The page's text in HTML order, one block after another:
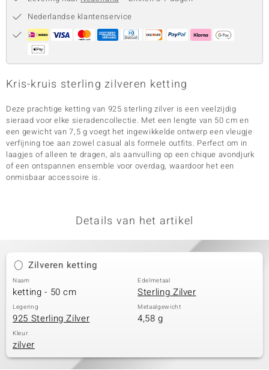
Nederlandse klantenservice
Kris-kruis sterling zilveren ketting
Deze prachtige ketting van 925 sterling zilver is een veelzijdig
sieraad voor elke sieradencollectie. Met een lengte van 50 cm en
een gewicht van 7,5 g voegt het ingewikkelde ontwerp een vleugje
verfijning toe aan zowel casual als formele outfits. Perfect om in
laagjes of alleen te dragen, als aanvulling op een chique avondjurk
of een ontspannen ensemble voor overdag, waardoor het een
onmisbaar accessoire is.
Details van het artikel
Zilveren ketting
Naam
ketting - 50 cm
Edelmetaal
Sterling Zilver
Legering
925 Sterling Zilver
Metaalgewicht
4,58 g
Kleur
zilver